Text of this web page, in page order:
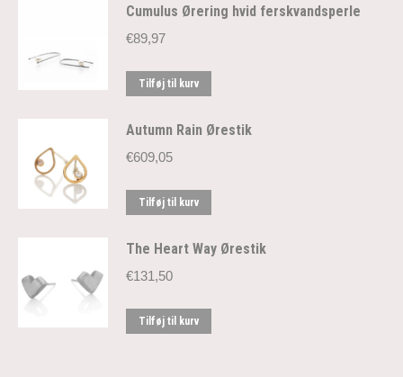
Cumulus Ørering hvid ferskvandsperle
€89,97
Tilføj til kurv
Autumn Rain Ørestik
€609,05
Tilføj til kurv
The Heart Way Ørestik
€131,50
Tilføj til kurv